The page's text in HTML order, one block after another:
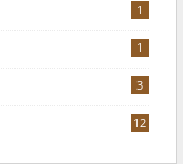
1
1
3
12